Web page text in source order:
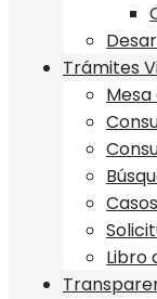
Trámites
Libro